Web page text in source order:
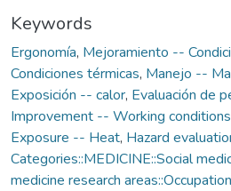
Keywords
Ergonomía, Mejoramiento --
Condiciones térmicas, Manejo --
Exposición -- calor, Evaluación de
Improvement -- Working conditions
Exposure -- Heat, Hazard
Categories::MEDICINE::Social
medicine research